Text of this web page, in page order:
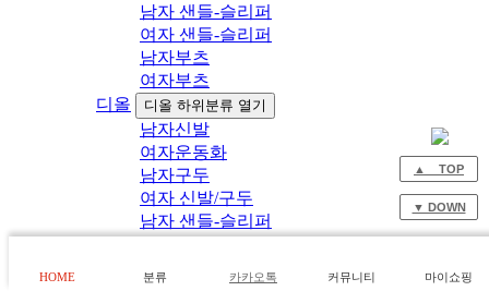
남자 샌들-슬리퍼
여자 샌들-슬리퍼
남자부츠
여자부츠
디올
디올 하위분류 열기
남자신발
여자운동화
남자구두
여자 신발/구두
남자 샌들-슬리퍼
HOME 분류 카카오톡 커뮤니티 마이쇼핑
▲ TOP
▼ DOWN